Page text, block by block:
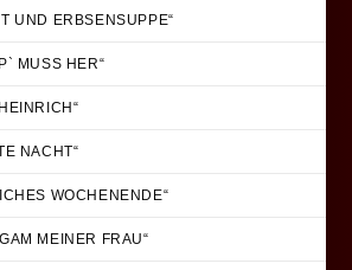
UND ERBSENSUPPE“
MUSS HER“
NACHT“
WOCHENENDE“
MEINER FRAU“